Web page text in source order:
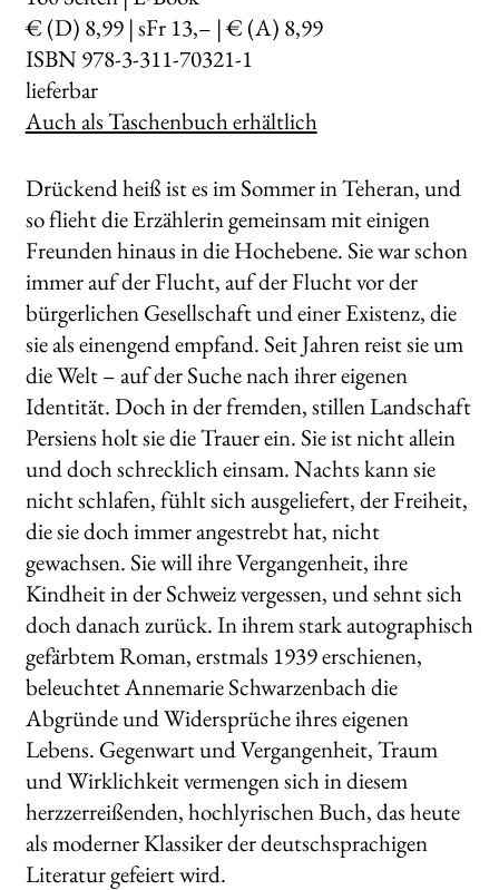
€ (D) 8,99 | sFr 13,– | € (A) 8,99
ISBN 978-3-311-70321-1
lieferbar
Auch als Taschenbuch erhältlich
Drückend heiß ist es im Sommer in Teheran, und
so flieht die Erzählerin gemeinsam mit einigen
Freunden hinaus in die Hochebene. Sie war schon
immer auf der Flucht, auf der Flucht vor der
bürgerlichen Gesellschaft und einer Existenz, die
sie als einengend empfand. Seit Jahren reist sie um
die Welt – auf der Suche nach ihrer eigenen
Identität. Doch in der fremden, stillen Landschaft
Persiens holt sie die Trauer ein. Sie ist nicht allein
und doch schrecklich einsam. Nachts kann sie
nicht schlafen, fühlt sich ausgeliefert, der Freiheit,
die sie doch immer angestrebt hat, nicht
gewachsen. Sie will ihre Vergangenheit, ihre
Kindheit in der Schweiz vergessen, und sehnt sich
doch danach zurück. In ihrem stark autographisch
gefärbtem Roman, erstmals 1939 erschienen,
beleuchtet Annemarie Schwarzenbach die
Abgründe und Widersprüche ihres eigenen
Lebens. Gegenwart und Vergangenheit, Traum
und Wirklichkeit vermengen sich in diesem
herzzerreißenden, hochlyrischen Buch, das heute
als moderner Klassiker der deutschsprachigen
Literatur gefeiert wird.